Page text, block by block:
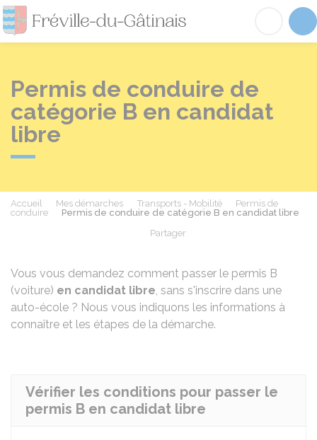
Fréville-du-
Permis de conduire de
catégorie B en candidat
libre
Accueil Mes démarches Transports - Mobilité
Permis de
conduire
Permis de conduire de catégorie B en candidat libre
Partager
Vous vous demandez comment passer le permis B
(voiture) en candidat libre, sans s'inscrire dans une
auto-école ? Nous vous indiquons les informations à
connaître et les étapes de la démarche.
Vérifier les conditions pour passer le
permis B en candidat libre